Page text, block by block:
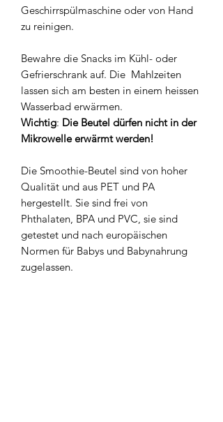
Geschirrspülmaschine oder von Hand
zu reinigen.
Bewahre die Snacks im Kühl- oder
Gefrierschrank auf. Die Mahlzeiten
lassen sich am besten in einem heissen
Wasserbad erwärmen.
Wichtig: Die Beutel dürfen nicht in der
Mikrowelle erwärmt werden!
Die Smoothie-Beutel sind von hoher
Qualität und aus PET und PA
hergestellt. Sie sind frei von
Phthalaten, BPA und PVC, sie sind
getestet und nach europäischen
Normen für Babys und Babynahrung
zugelassen.